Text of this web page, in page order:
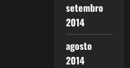
setembro
2014
agosto
2014